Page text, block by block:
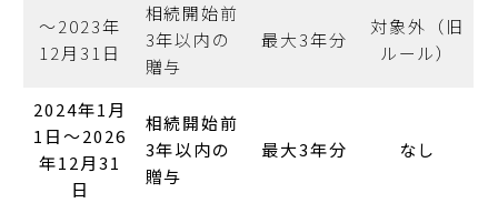
〜2023年
12月31日
相続開始前
3年以内の
贈与
最大3年分
対象外（旧
ルール）
2024年1月
1日〜2026
年12月31
日
相続開始前
3年以内の
贈与
最大3年分 なし